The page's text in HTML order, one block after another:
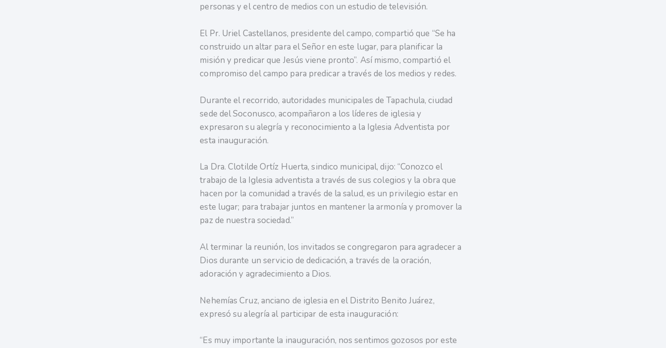
personas y el centro de medios con un estudio de televisión.
El Pr. Uriel Castellanos, presidente del campo, compartió que “Se ha
construido un altar para el Señor en este lugar, para planificar la
misión y predicar que Jesús viene pronto”. Así mismo, compartió el
compromiso del campo para predicar a través de los medios y redes.
Durante el recorrido, autoridades municipales de Tapachula, ciudad
sede del Soconusco, acompañaron a los líderes de iglesia y
expresaron su alegría y reconocimiento a la Iglesia Adventista por
esta inauguración.
La Dra. Clotilde Ortíz Huerta, sindico municipal, dijo: “Conozco el
trabajo de la Iglesia adventista a través de sus colegios y la obra que
hacen por la comunidad a través de la salud, es un privilegio estar en
este lugar; para trabajar juntos en mantener la armonía y promover la
paz de nuestra sociedad.”
Al terminar la reunión, los invitados se congregaron para agradecer a
Dios durante un servicio de dedicación, a través de la oración,
adoración y agradecimiento a Dios.
Nehemías Cruz, anciano de iglesia en el Distrito Benito Juárez,
expresó su alegría al participar de esta inauguración:
“Es muy importante la inauguración, nos sentimos gozosos por este